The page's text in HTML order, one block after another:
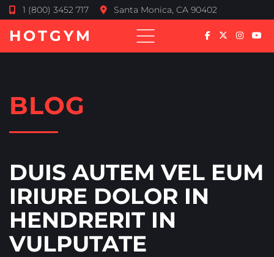
1 (800) 3452 717 Santa Monica, CA 90402
HOTGYM
BLOG
DUIS AUTEM VEL EUM
IRIURE DOLOR IN
HENDRERIT IN
VULPUTATE